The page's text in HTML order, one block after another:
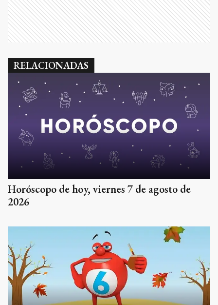
RELACIONADAS
Horóscopo de hoy, viernes 7 de agosto de
2026